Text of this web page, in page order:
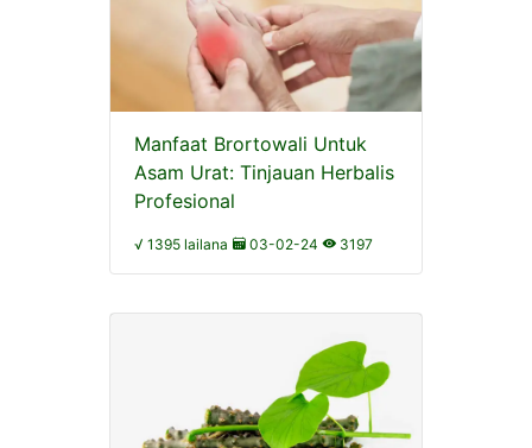
Manfaat Brortowali Untuk
Asam Urat: Tinjauan Herbalis
Profesional
√ 1395 lailana 03-02-24 3197